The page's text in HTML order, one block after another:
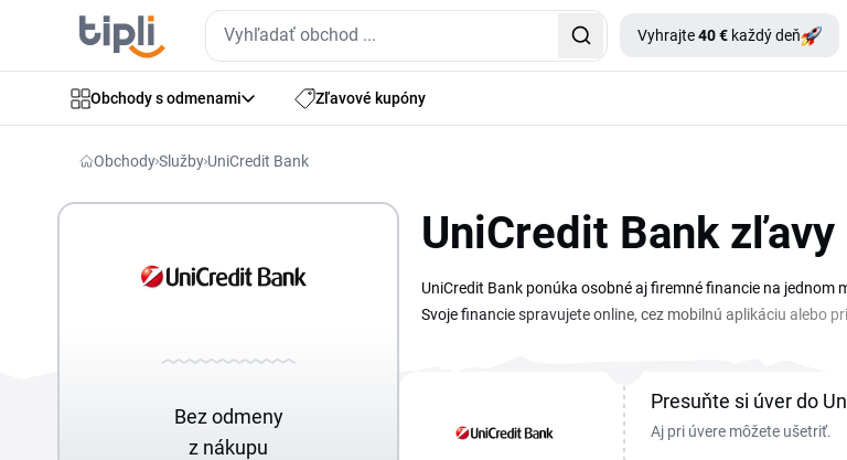
Vyhrajte40 € každý deň
Obchody s odmenami Zľavové kupóny
ObchodySlužby UniCredit Bank
Bez odmeny
z nákupu
UniCredit Bank zľavy
UniCredit Bank ponúka osobné aj firemné financie na jednom
Svoje financie spravujete online, cez mobilnú aplikáciu alebo
zodpovedá vášmu zámeru, a riadiť sa jej podmienkami.
Presuňte si úver do
Aj pri úvere môžete ušetriť.